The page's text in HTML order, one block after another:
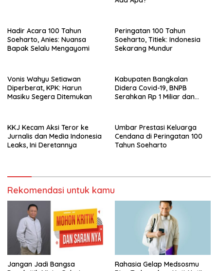
Hadir Acara 100 Tahun
Soeharto, Anies: Nuansa
Bapak Selalu Mengayomi
Peringatan 100 Tahun
Soeharto, Titiek: Indonesia
Sekarang Mundur
Vonis Wahyu Setiawan
Diperberat, KPK: Harun
Masiku Segera Ditemukan
Kabupaten Bangkalan
Didera Covid-19, BNPB
Serahkan Rp 1 Miliar dan
KKJ Kecam Aksi Teror ke
Jurnalis dan Media Indonesia
Leaks, Ini Deretannya
Umbar Prestasi Keluarga
Cendana di Peringatan 100
Tahun Soeharto
Rekomendasi untuk kamu
Jangan Jadi Bangsa
Rahasia Gelap Medsosmu